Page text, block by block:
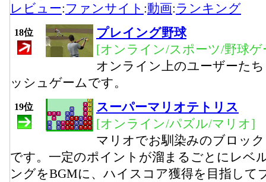
レビュー:ファンサイト :動画:ランキング
18位
プレイング野球
[オンライン/スポーツ/野球ゲ
オンライン上のユーザーた
ッシュゲームです。
19位
スーパーマリオテトリス
[オンライン/パズル/マリオ]
マリオでお馴染みのブロッ
です。一定のポイントが溜まるごとにレベ
ングをBGMに、ハイスコア獲得を目指して